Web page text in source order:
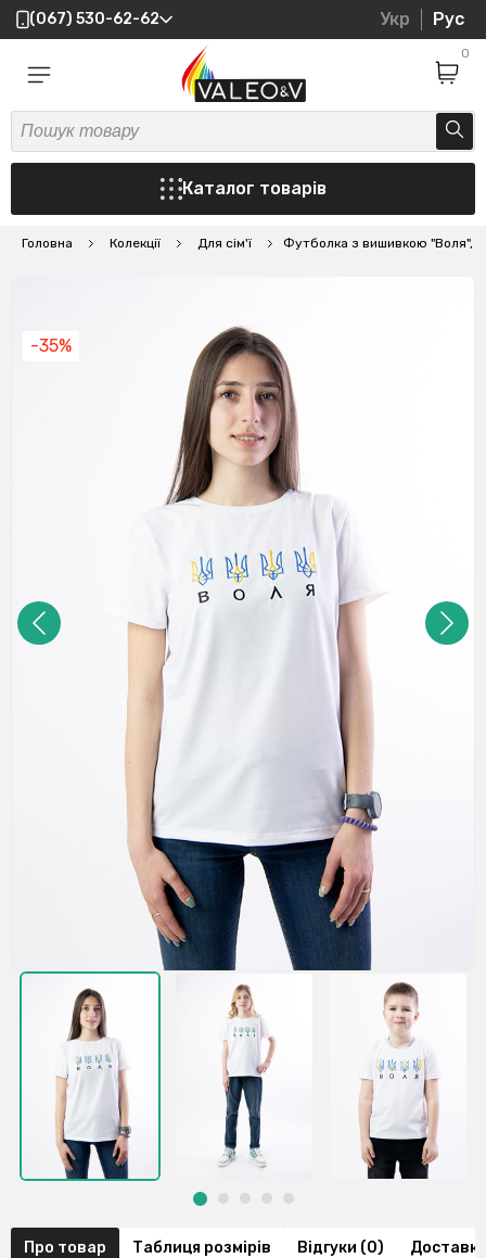
(067) 530-62-62 Укр Рус
0
Каталог товарів
Головна Колекції Для сім'ї Футболка з вишивкою "Воля",
-35%
Про товар Таблиця розмірів Відгуки (0)